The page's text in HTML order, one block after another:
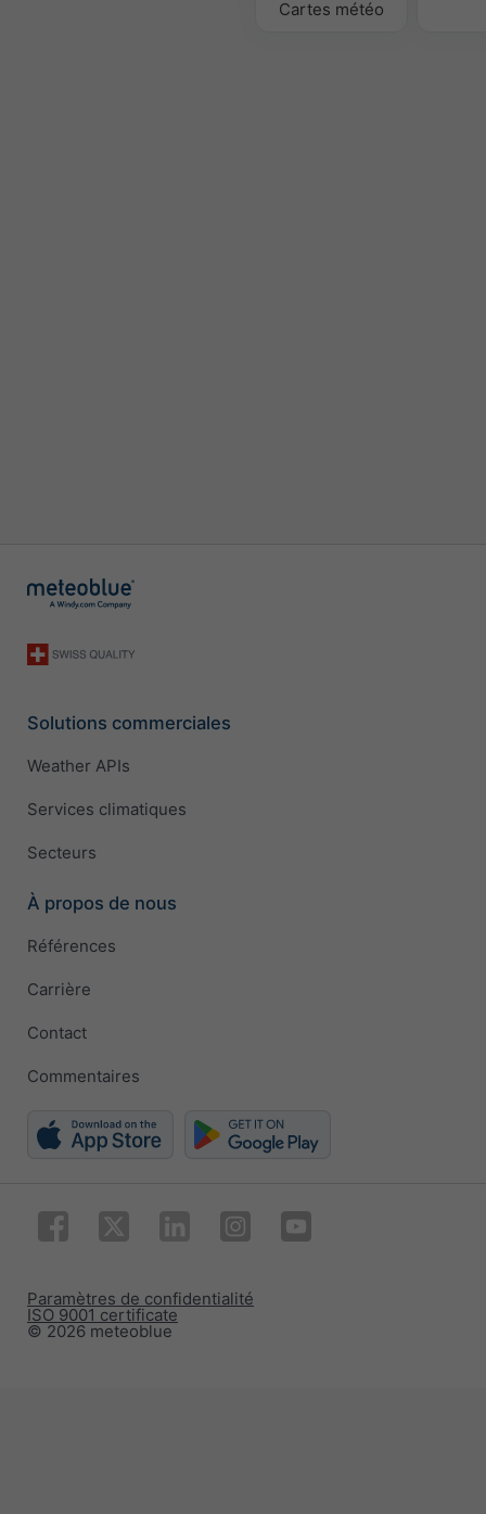
Cartes météo
Solutions commerciales
Weather APIs
Services climatiques
Secteurs
À propos de nous
Références
Carrière
Contact
Commentaires
© 2026 meteoblue
ISO 9001 certificate
Paramètres de confidentialité